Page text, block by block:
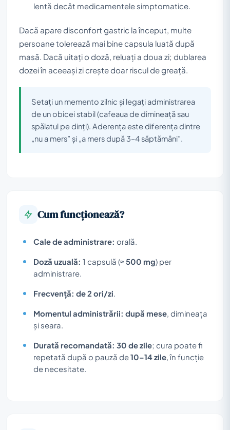
lentă decât medicamentele simptomatice.
Dacă apare disconfort gastric la început, multe
persoane tolerează mai bine capsula luată după
masă. Dacă uitați o doză, reluați a doua zi; dublarea
dozei în aceeași zi crește doar riscul de greață.
Setați un memento zilnic și legați administrarea
de un obicei stabil (cafeaua de dimineață sau
spălatul pe dinți). Aderența este diferența dintre
„nu a mers” și „a mers după 3–4 săptămâni”.
Cum funcționează?
Cale de administrare: orală.
Doză uzuală: 1 capsulă (≈500 mg) per
administrare.
Frecvență: de 2 ori/zi.
Momentul administrării: după mese, dimineața
și seara.
Durată recomandată: 30 de zile; cura poate fi
repetată după o pauză de10–14 zile, în funcție
de necesitate.